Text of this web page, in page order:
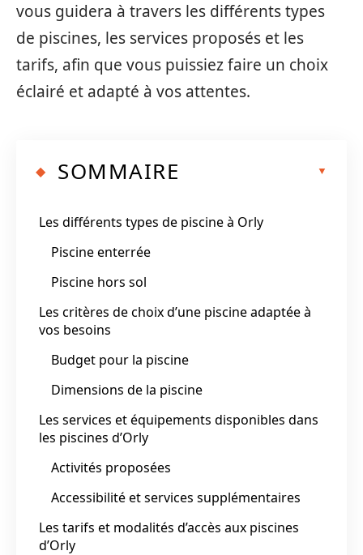
vous guidera à travers les différents types
de piscines, les services proposés et les
tarifs, afin que vous puissiez faire un choix
éclairé et adapté à vos attentes.
SOMMAIRE
Les différents types de piscine à Orly
Piscine enterrée
Piscine hors sol
Les critères de choix d’une piscine adaptée à
vos besoins
Budget pour la piscine
Dimensions de la piscine
Les services et équipements disponibles dans
les piscines d’Orly
Activités proposées
Accessibilité et services supplémentaires
Les tarifs et modalités d’accès aux piscines
d’Orly